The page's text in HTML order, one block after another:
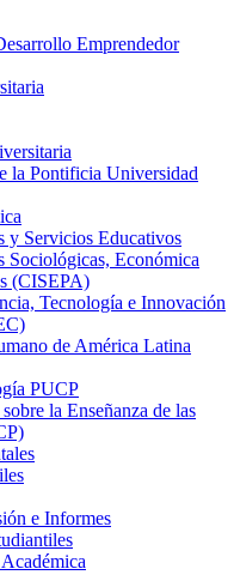
Emprendedor
la Pontificia Universidad
y Servicios Educativos
Sociológicas, Económica
(CISEPA)
Tecnología e Innovación
de América Latina
PUCP
la Enseñanza de las
e Informes